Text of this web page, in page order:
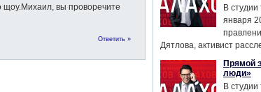
щоу.Михаил, вы проворечите
Ответить »
В
января
Дятлова, активист
Прямой
люди»
В